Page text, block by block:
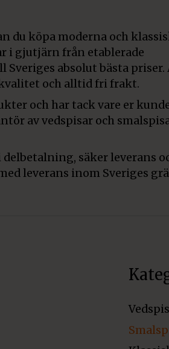
du köpa moderna och
i gjutjärn från etablerade
absolut bästa priser.
och alltid fri frakt.
och har tack vare er
av vedspisar och
säker leverans
leverans inom Sveriges